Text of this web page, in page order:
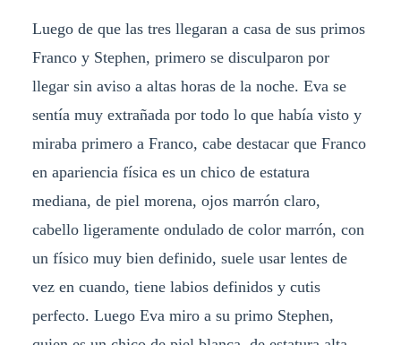
Luego de que las tres llegaran a casa de sus primos
Franco y Stephen, primero se disculparon por
llegar sin aviso a altas horas de la noche. Eva se
sentía muy extrañada por todo lo que había visto y
miraba primero a Franco, cabe destacar que Franco
en apariencia física es un chico de estatura
mediana, de piel morena, ojos marrón claro,
cabello ligeramente ondulado de color marrón, con
un físico muy bien definido, suele usar lentes de
vez en cuando, tiene labios definidos y cutis
perfecto. Luego Eva miro a su primo Stephen,